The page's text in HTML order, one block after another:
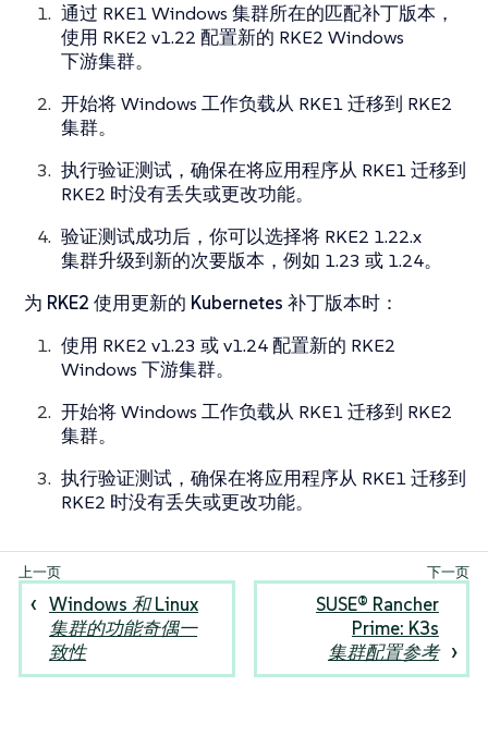
通过 RKE1 Windows 集群所在的匹配补丁版本，
使用 RKE2 v1.22 配置新的 RKE2 Windows
下游集群。
开始将 Windows 工作负载从 RKE1 迁移到 RKE2
集群。
执行验证测试，确保在将应用程序从 RKE1 迁移到
RKE2 时没有丢失或更改功能。
验证测试成功后，你可以选择将 RKE2 1.22.x
集群升级到新的次要版本，例如 1.23 或 1.24。
为 RKE2 使用更新的 Kubernetes 补丁版本时 ：
使用 RKE2 v1.23 或 v1.24 配置新的 RKE2
Windows 下游集群。
开始将 Windows 工作负载从 RKE1 迁移到 RKE2
集群。
执行验证测试，确保在将应用程序从 RKE1 迁移到
RKE2 时没有丢失或更改功能。
Windows 和 Linux
集群的功能奇偶一
致性
SUSE® Rancher
Prime: K3s
集群配置参考